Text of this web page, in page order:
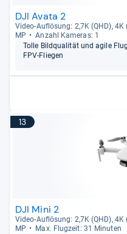
DJI Avata 2
Video-​Auf­lö­sung: 2,7K (QHD), 4K
MP
Anzahl Kame­ras: 1
Tolle Bild­qua­li­tät und agile
FPV-​Flie­gen
13
DJI Mini 2
Video-​Auf­lö­sung: 2,7K (QHD), 4K
MP
Max. Flug­zeit: 31 Minu­ten